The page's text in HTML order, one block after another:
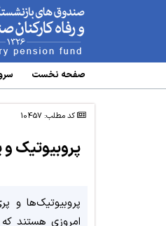
صفحه نخست
کد مطلب: 10457
پروبیوتیک
پروبیوتیک‌ها و
امروزی هستند